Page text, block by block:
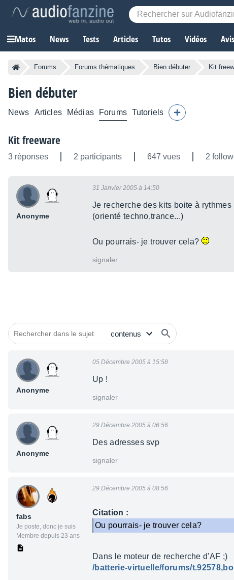
Matos News Tests Articles Tutos Vidéos Avis
Forums Forums thématiques Bien débuter Kit
Bien débuter
News Articles Médias Forums Tutoriels
Kit freeware
3 réponses 2 participants 647 vues 2
Anonyme
31 Janvier 2005 à 14:50
Je recherche des kits boite à
(orienté techno,trance...)
Ou pourrais- je trouver cela?
signaler
Anonyme
05 Décembre 2005 à 15:58
Up !
signaler
Anonyme
29 Décembre 2005 à 06:56
Des adresses svp
signaler
fabs
Je poste, donc je suis
Membre depuis 23 ans
29 Décembre 2005 à 08:56
Citation :
Ou pourrais- je trouver cela?
Dans le moteur de recherche d'AF ;)
/batterie-virtuelle/forums/